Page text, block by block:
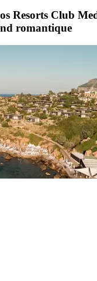
Resorts Club
romantique